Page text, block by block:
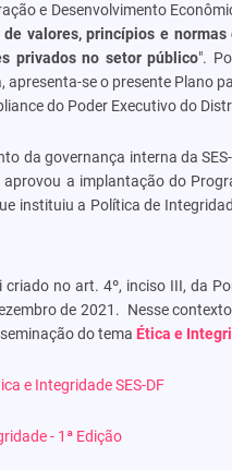
e Desenvolvimento
valores, princípios e
privados no setor público".
se o presente Plano
do Poder Executivo do
da governança interna da
aprovou a implantação do
instituiu a Política de
no art. 4º, inciso III, da
de 2021. Nesse
do tema Ética e
e Integridade SES-DF
- 1ª Edição